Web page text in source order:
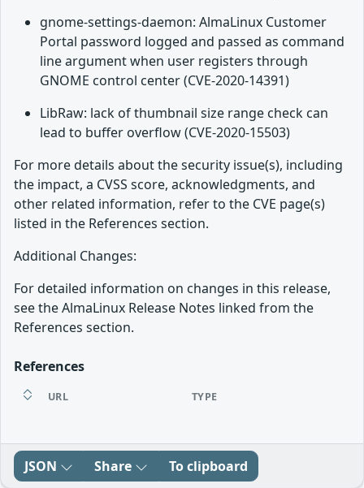
gnome-settings-daemon: AlmaLinux Customer
Portal password logged and passed as command
line argument when user registers through
GNOME control center (CVE-2020-14391)
LibRaw: lack of thumbnail size range check can
lead to buffer overflow (CVE-2020-15503)
For more details about the security issue(s), including
the impact, a CVSS score, acknowledgments, and
other related information, refer to the CVE page(s)
listed in the References section.
Additional Changes:
For detailed information on changes in this release,
see the AlmaLinux Release Notes linked from the
References section.
References
URL TYPE
JSON Share To clipboard